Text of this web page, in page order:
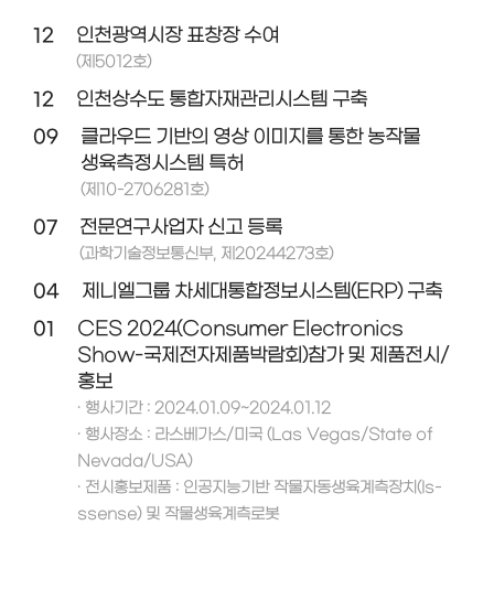
12 인천광역시장 표창장 수여
(제5012호)
12
인천상수도 통합자재관리시스템 구축
09
클라우드 기반의 영상 이미지를 통한 농작물
생육측정시스템 특허
(제10-2706281호)
07 전문연구사업자 신고 등록
(과학기술정보통신부, 제20244273호)
04
제니엘그룹 차세대통합정보시스템(ERP) 구축
01
CES 2024(Consumer Electronics
Show-국제전자제품박람회)참가 및 제품전시/
홍보
· 행사기간 : 2024.01.09~2024.01.12
· 행사장소 : 라스베가스/미국 (Las Vegas/State of
Nevada/USA)
· 전시홍보제품 : 인공지능기반 작물자동생육계측장치(Is-
ssense) 및 작물생육계측로봇